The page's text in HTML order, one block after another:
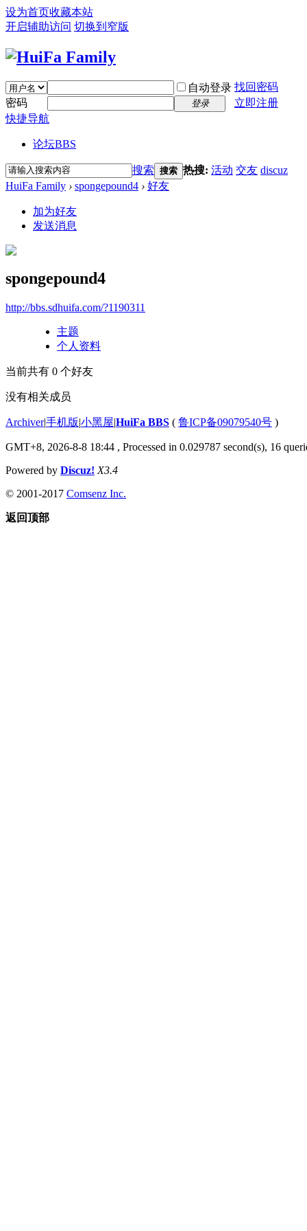
设为首页收藏本站
开启辅助访问 切换到窄版
自动登录 找回密码
密码
登录
立即注册
快捷导航
论坛BBS
搜索 搜索 热搜: 活动 交友 discuz
HuiFa Family › spongepound4 › 好友
加为好友
发送消息
spongepound4
http://bbs.sdhuifa.com/?1190311
主题
个人资料
当前共有 0 个好友
没有相关成员
Archiver|手机版|小黑屋|HuiFa BBS ( 鲁ICP备09079540号 )
GMT+8, 2026-8-8 18:44 , Processed in 0.029787 second(s), 16
Powered by Discuz! X3.4
© 2001-2017 Comsenz Inc.
返回顶部